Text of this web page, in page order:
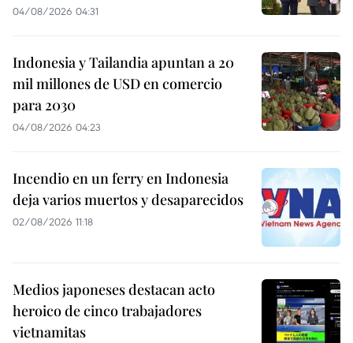
04/08/2026 04:31
Indonesia y Tailandia apuntan a 20
mil millones de USD en comercio
para 2030
04/08/2026 04:23
Incendio en un ferry en Indonesia
deja varios muertos y desaparecidos
02/08/2026 11:18
Medios japoneses destacan acto
heroico de cinco trabajadores
vietnamitas